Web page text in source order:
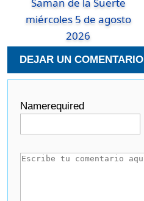
Saman de la Suerte
miércoles 5 de agosto
2026
DEJAR UN COMENTARIO
Namerequired